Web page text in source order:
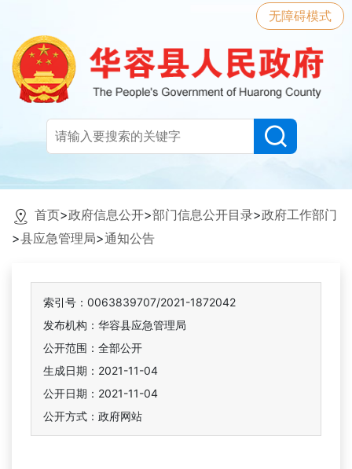
无障碍模式
首页>政府信息公开>部门信息公开目录>政府工作部门
>县应急管理局>通知公告
索引号：0063839707/2021-1872042
发布机构：华容县应急管理局
公开范围：全部公开
生成日期：2021-11-04
公开日期：2021-11-04
公开方式：政府网站